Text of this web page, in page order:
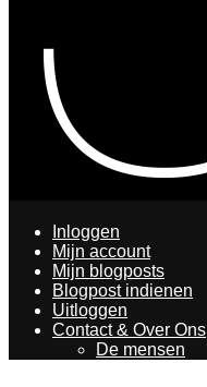
Inloggen
Mijn account
Mijn blogposts
Blogpost indienen
Uitloggen
Contact & Over Ons
De mensen